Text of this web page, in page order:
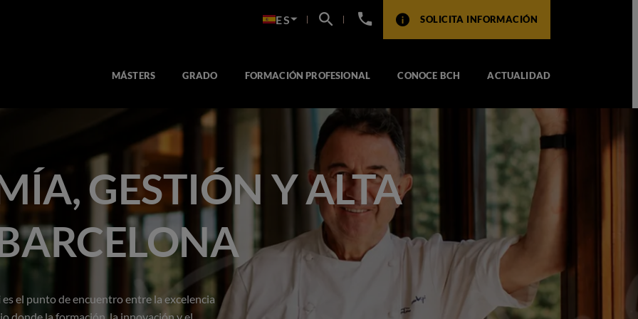
ES
+34
SOLICITA INFORMACIÓN
MÁSTERS GRADO FORMACIÓN PROFESIONAL CONOCE BCH ACTUALIDAD
GESTIÓN Y ALTA
es el punto de encuentro entre la excelencia